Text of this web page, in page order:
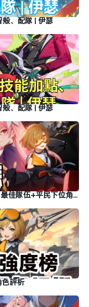
、配隊 | 伊瑟
、配隊 | 伊瑟
《伊瑟》煉獄源器本BOSS通關攻略 - 最佳隊伍+平民下位角色推薦
色評析